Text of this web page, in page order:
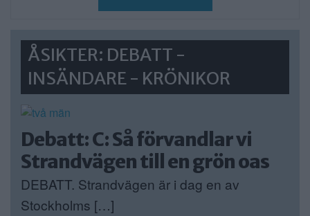
ÅSIKTER: DEBATT -
INSÄNDARE - KRÖNIKOR
Debatt: C: Så förvandlar vi
Strandvägen till en grön oas
DEBATT. Strandvägen är i dag en av
Stockholms […]